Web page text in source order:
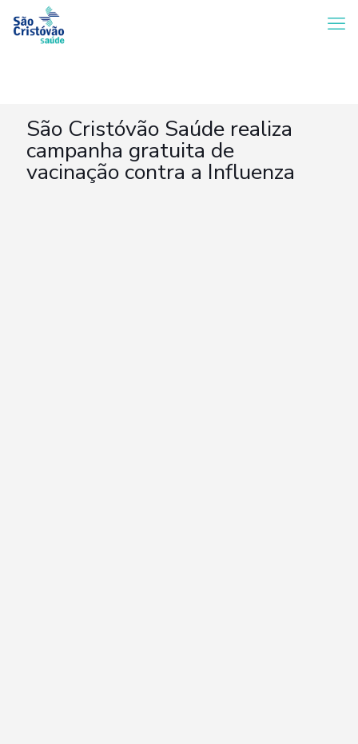
São Cristóvão Saúde realiza
campanha gratuita de
vacinação contra a Influenza